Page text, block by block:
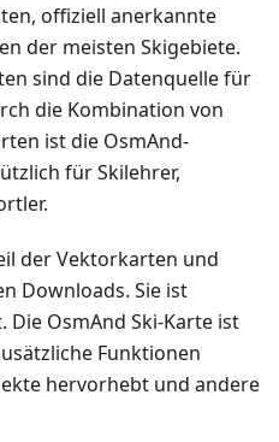
offiziell anerkannte
der meisten Skigebiete.
sind die Datenquelle für
die Kombination von
ist die OsmAnd-
für Skilehrer,
der Vektorkarten und
Downloads. Sie ist
OsmAnd Ski-Karte ist
Funktionen
hervorhebt und andere